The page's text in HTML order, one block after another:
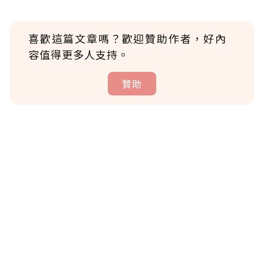
喜歡這篇文章嗎？歡迎贊助作者，好內
容值得更多人支持。
贊助